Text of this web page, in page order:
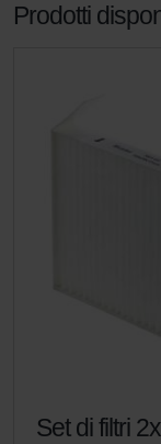
Prodotti
Set di filtri